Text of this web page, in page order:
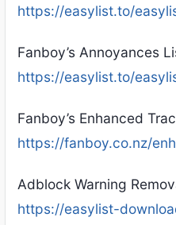
https://easylist.to/
Fanboy’s Annoyances
https://easylist.to/
Fanboy’s Enhanced
https://fanboy.co.nz/
Adblock Warning
https://easylist-